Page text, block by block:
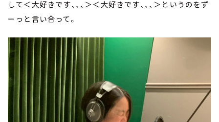
して＜大好きです、、、＞＜大好きです、、、＞というのをず
ーっと言い合って。